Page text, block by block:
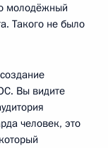
молодёжный
Такого не было
Вы видите
человек, это